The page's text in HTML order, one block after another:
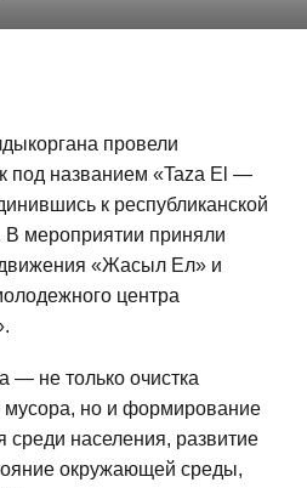
провели
под названием «Taza El —
к республиканской
В мероприятии приняли
движения «Жасыл Ел» и
центра
— не только очистка
мусора, но и формирование
среди населения, развитие
окружающей среды,